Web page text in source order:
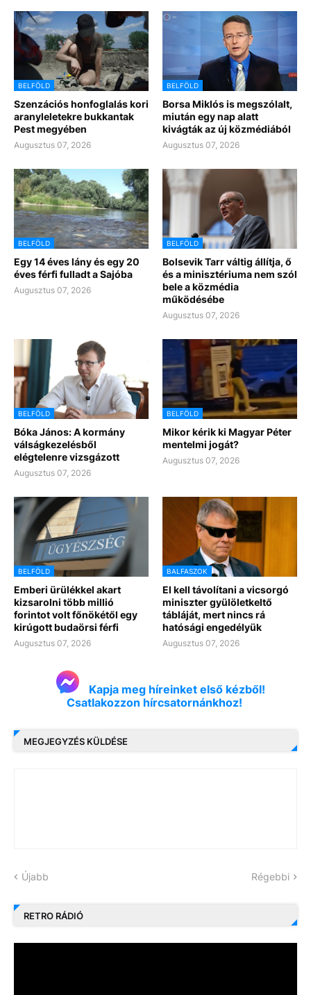
BELFÖLD
Szenzációs honfoglalás kori
aranyleletekre bukkantak
Pest megyében
Augusztus 07, 2026
BELFÖLD
Borsa Miklós is megszólalt,
miután egy nap alatt
kivágták az új közmédiából
Augusztus 07, 2026
BELFÖLD
Egy 14 éves lány és egy 20
éves férfi fulladt a Sajóba
Augusztus 07, 2026
BELFÖLD
Bolsevik Tarr váltig állítja, ő
és a minisztériuma nem szól
bele a közmédia
működésébe
Augusztus 07, 2026
BELFÖLD
Bóka János: A kormány
válságkezelésből
elégtelenre vizsgázott
Augusztus 07, 2026
BELFÖLD
Mikor kérik ki Magyar Péter
mentelmi jogát?
Augusztus 07, 2026
BELFÖLD
Emberi ürülékkel akart
kizsarolni több millió
forintot volt főnökétől egy
kirúgott budaörsi férfi
Augusztus 07, 2026
BALFASZOK
El kell távolítani a vicsorgó
miniszter gyülöletkeltő
tábláját, mert nincs rá
hatósági engedélyük
Augusztus 07, 2026
Kapja meg híreinket első kézből!
Csatlakozzon hírcsatornánkhoz!
MEGJEGYZÉS KÜLDÉSE
Újabb Régebbi
RETRO RÁDIÓ